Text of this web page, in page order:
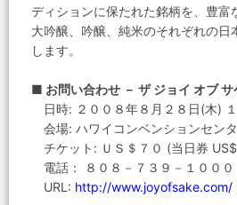
ディションに保たれた銘柄を、豊
大吟醸、吟醸、純米のそれぞれの
します。
■ お問い合わせ － ザ ジョイ オブ サ
日時: ２００８年８月２８日(木)
会場: ハワイコンベンションセン
チケット: ＵＳ＄７０ (当日券
電話： ８０８－７３９－１０００
URL: http://www.joyofsake.com/